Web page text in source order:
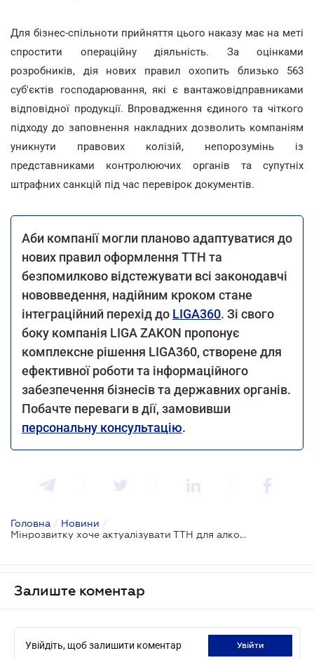
Для бізнес-спільноти прийняття цього наказу має на меті
спростити операційну діяльність. За оцінками
розробників, дія нових правил охопить близько 563
суб'єктів господарювання, які є вантажовідправниками
відповідної продукції. Впровадження єдиного та чіткого
підходу до заповнення накладних дозволить компаніям
уникнути правових колізій, непорозумінь із
представниками контролюючих органів та супутніх
штрафних санкцій під час перевірок документів.
Аби компанії могли планово адаптуватися до
нових правил оформлення ТТН та
безпомилково відстежувати всі законодавчі
нововведення, надійним кроком стане
інтеграційний перехід до LIGA360. Зі свого
боку компанія LIGA ZAKON пропонує
комплексне рішення LIGA360, створене для
ефективної роботи та інформаційного
забезпечення бізнесів та державних органів.
Побачте переваги в дії, замовивши
персональну консультацію.
Головна / Новини /
Мінрозвитку хоче актуалізувати ТТН для алкогольних напоїв
Залиште коментар
Увійдіть, щоб залишити коментар увійти